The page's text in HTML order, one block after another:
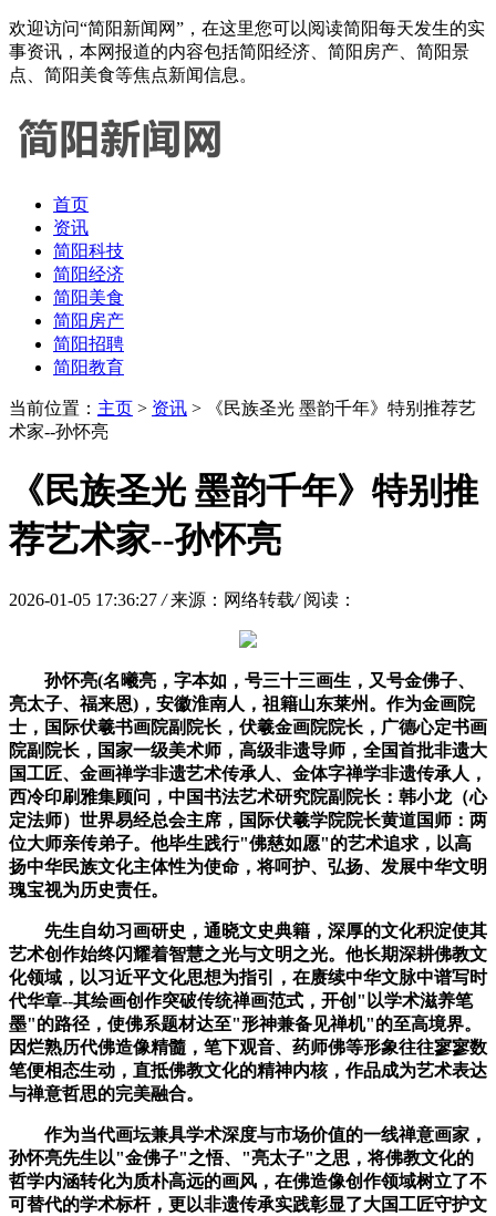
欢迎访问“简阳新闻网”，在这里您可以阅读简阳每天发生的实
事资讯，本网报道的内容包括简阳经济、简阳房产、简阳景
点、简阳美食等焦点新闻信息。
首页
资讯
简阳科技
简阳经济
简阳美食
简阳房产
简阳招聘
简阳教育
当前位置： 主页 > 资讯 > 《民族圣光 墨韵千年》特别推荐艺
术家--孙怀亮
《民族圣光 墨韵千年》特别推
荐艺术家--孙怀亮
2026-01-05 17:36:27 / 来源：网络转载/ 阅读：
孙怀亮(名曦亮，字本如，号三十三画生，又号金佛子、
亮太子、福来恩) ，安徽淮南人，祖籍山东莱州。作为金画院
士，国际伏羲书画院副院长，伏羲金画院院长，广德心定书画
院副院长，国家一级美术师，高级非遗导师，全国首批非遗大
国工匠、金画禅学非遗艺术传承人、金体字禅学非遗传承人，
西冷印刷雅集顾问，中国书法艺术研究院副院长：韩小龙（心
定法师）世界易经总会主席，国际伏羲学院院长黄道国师：两
位大师亲传弟子。他毕生践行"佛慈如愿"的艺术追求，以高
扬中华民族文化主体性为使命，将呵护、弘扬、发展中华文明
瑰宝视为历史责任。
先生自幼习画研史，通晓文史典籍，深厚的文化积淀使其
艺术创作始终闪耀着智慧之光与文明之光。他长期深耕佛教文
化领域，以习近平文化思想为指引，在赓续中华文脉中谱写时
代华章--其绘画创作突破传统禅画范式，开创 " 以学术滋养笔
墨"的路径，使佛系题材达至"形神兼备见禅机"的至高境界。
因烂熟历代佛造像精髓，笔下观音、药师佛等形象往往寥寥数
笔便相态生动，直抵佛教文化的精神内核，作品成为艺术表达
与禅意哲思的完美融合。
作为当代画坛兼具学术深度与市场价值的一线禅意画家，
孙怀亮先生以"金佛子"之悟、 "亮太子"之思，将佛教文化的
哲学内涵转化为质朴高远的画风，在佛造像创作领域树立了不
可替代的学术标杆，更以非遗传承实践彰显了大国工匠守护文